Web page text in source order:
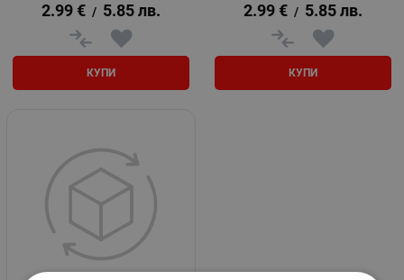
2.99 € / 5.85 лв.
КУПИ
2.99 € / 5.85 лв.
КУПИ